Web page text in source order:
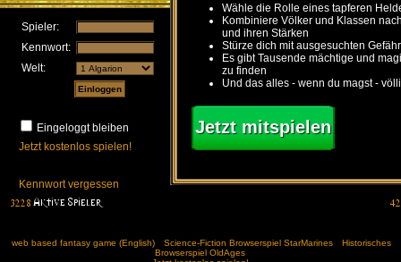
Spieler:
Kennwort:
Welt:
Eingeloggt bleiben
Jetzt kostenlos spielen!
Kennwort vergessen
Wähle die Rolle eines tapferen
Kombiniere Völker und Klassen
und ihren Stärken
Stürze dich mit ausgesuchten
Es gibt Tausende mächtige und
zu finden
Und das alles - wenn du magst -
Jetzt mitspielen
web based fantasy game (English) Science-Fiction Browserspiel StarMarines
Historisches
Browserspiel OldAges